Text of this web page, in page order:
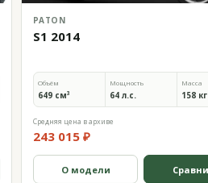
PATON
S1 2014
Объём
649 см³
Мощность
64 л.с.
Масса
158 кг
Средняя цена в архиве
243 015 ₽
О модели